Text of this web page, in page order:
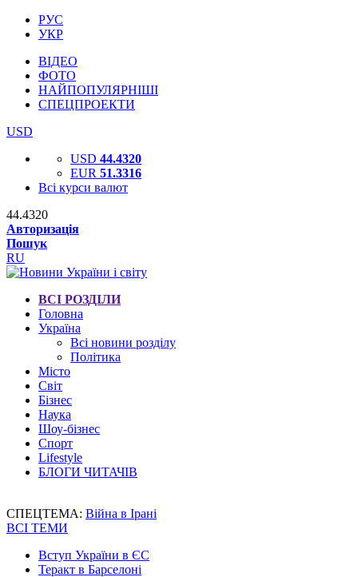
РУС
УКР
ВІДЕО
ФОТО
НАЙПОПУЛЯРНІШІ
СПЕЦПРОЕКТИ
USD
USD 44.4320
EUR 51.3316
Всі курси валют
44.4320
Авторизація
Пошук
RU
ВСІ РОЗДІЛИ
Головна
Україна
Всі новини розділу
Політика
Місто
Світ
Бізнес
Наука
Шоу-бізнес
Спорт
Lifestyle
БЛОГИ ЧИТАЧІВ
СПЕЦТЕМА: Війна в Ірані
ВСІ ТЕМИ
Вступ України в ЄС
Теракт в Барселоні